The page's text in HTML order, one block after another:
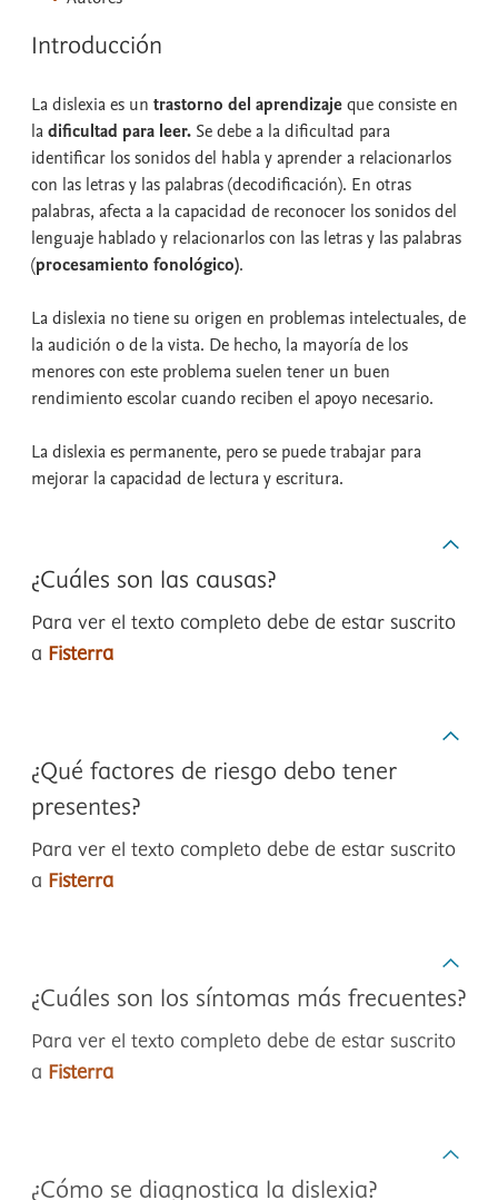
Introducción
La dislexia es un trastorno del aprendizajeque consiste en
ladificultad para leer. Se debe a la dificultad para
identificar los sonidos del habla y aprender a relacionarlos
con las letras y las palabras (decodificación). En otras
palabras, afecta a la capacidad de reconocer los sonidos del
lenguaje hablado y relacionarlos con las letras y las palabras
(procesamiento fonológico).
La dislexia no tiene su origen en problemas intelectuales, de
la audición o de la vista. De hecho, la mayoría de los
menores con este problema suelen tener un buen
rendimiento escolar cuando reciben el apoyo necesario.
La dislexia es permanente, pero se puede trabajar para
mejorar la capacidad de lectura y escritura.
¿Cuáles son las causas?
Para ver el texto completo debe de estar suscrito
a Fisterra
¿Qué factores de riesgo debo tener
presentes?
Para ver el texto completo debe de estar suscrito
a Fisterra
¿Cuáles son los síntomas más frecuentes?
Para ver el texto completo debe de estar suscrito
a Fisterra
¿Cómo se diagnostica la dislexia?